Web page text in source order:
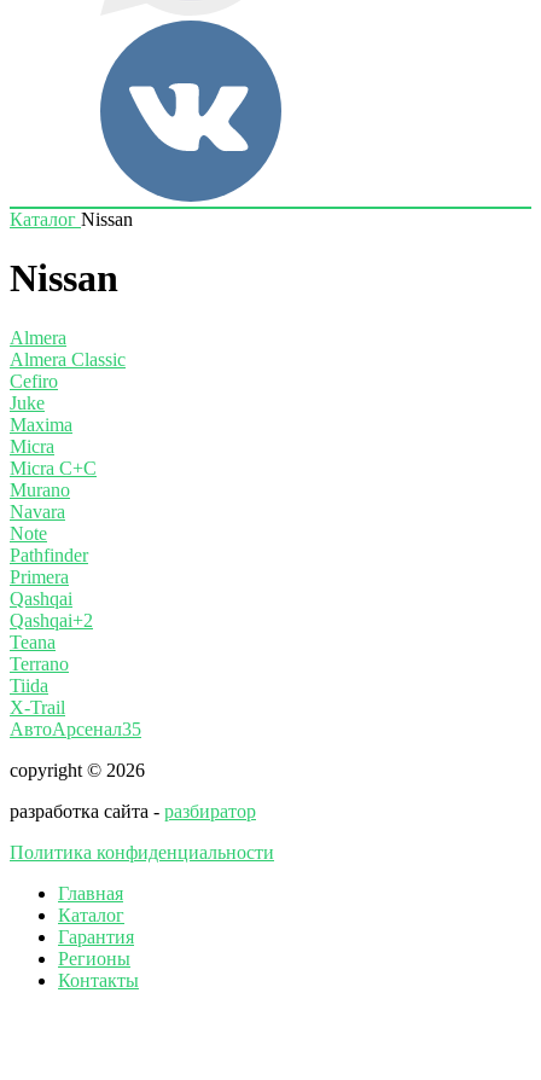
Каталог Nissan
Nissan
Almera
Almera Classic
Cefiro
Juke
Maxima
Micra
Micra C+C
Murano
Navara
Note
Pathfinder
Primera
Qashqai
Qashqai+2
Teana
Terrano
Tiida
X-Trail
АвтоАрсенал35
copyright © 2026
разработка сайта - разбиратор
Политика конфиденциальности
Главная
Каталог
Гарантия
Регионы
Контакты